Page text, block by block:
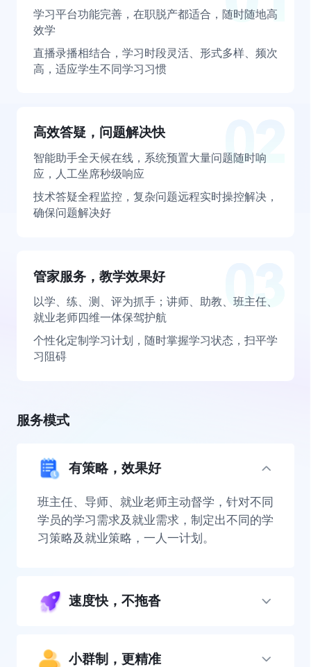
学习平台功能完善，在职脱产都适合，随时随地高
效学
直播录播相结合，学习时段灵活、形式多样、频次
高，适应学生不同学习习惯
高效答疑，问题解决快
智能助手全天候在线，系统预置大量问题随时响
应，人工坐席秒级响应
技术答疑全程监控，复杂问题远程实时操控解决，
确保问题解决好
管家服务，教学效果好
以学、练、测、评为抓手；讲师、助教、班主任、
就业老师四维一体保驾护航
个性化定制学习计划，随时掌握学习状态，扫平学
习阻碍
服务模式
有策略，效果好
班主任、导师、就业老师主动督学，针对不同
学员的学习需求及就业需求，制定出不同的学
习策略及就业策略，一人一计划。
速度快，不拖沓
小群制，更精准